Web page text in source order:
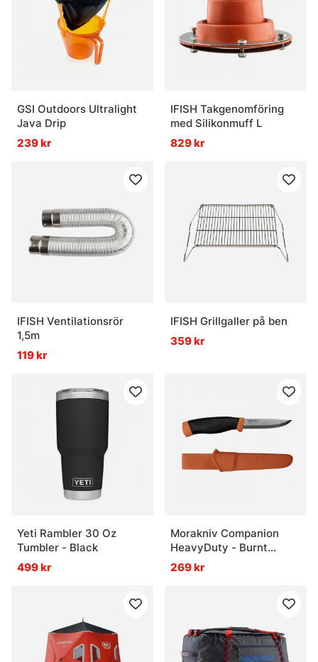
GSI Outdoors Ultralight
Java Drip
239 kr
IFISH Takgenomföring
med Silikonmuff L
829 kr
IFISH Ventilationsrör
1,5m
119 kr
IFISH Grillgaller på ben
359 kr
Yeti Rambler 30 Oz
Tumbler - Black
499 kr
Morakniv Companion
HeavyDuty - Burnt
Orange
269 kr